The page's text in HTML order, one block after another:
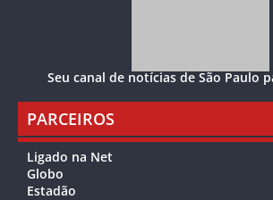
Seu canal de notícias de São Paulo
PARCEIROS
Ligado na Net
Globo
Estadão